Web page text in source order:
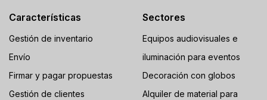
Características
Gestión de inventario
Envío
Firmar y pagar propuestas
Gestión de clientes
Sectores
Equipos audiovisuales e
iluminación para eventos
Decoración con globos
Alquiler de material para